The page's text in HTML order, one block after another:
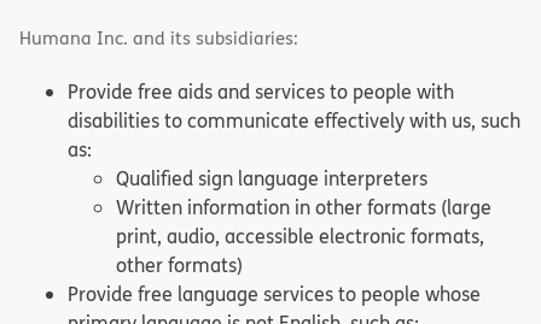
Humana Inc. and its subsidiaries:
Provide free aids and services to people with
disabilities to communicate effectively with us, such
as:
Qualified sign language interpreters
Written information in other formats (large
print, audio, accessible electronic formats,
other formats)
Provide free language services to people whose